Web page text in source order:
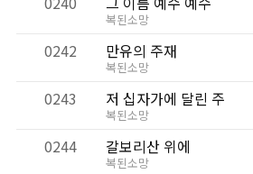
복된소망
0242 만유의 주재
복된소망
0243 저 십자가에 달린 주
복된소망
0244 갈보리산 위에
복된소망